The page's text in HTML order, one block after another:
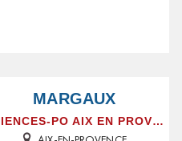
MARGAUX
SCIENCES-PO AIX EN PROVENCE